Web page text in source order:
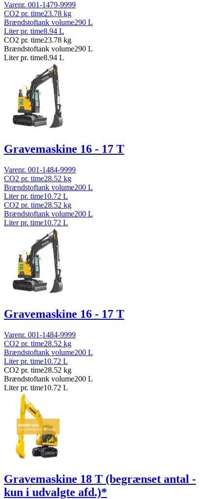
Varenr. 001-1479-9999
CO2 pr. time23.78 kg
Brændstoftank volume290 L
Liter pr. time8.94 L
CO2 pr. time23.78 kg
Brændstoftank volume290 L
Liter pr. time8.94 L
Gravemaskine 16 - 17 T
Varenr. 001-1484-9999
CO2 pr. time28.52 kg
Brændstoftank volume200 L
Liter pr. time10.72 L
CO2 pr. time28.52 kg
Brændstoftank volume200 L
Liter pr. time10.72 L
Gravemaskine 16 - 17 T
Varenr. 001-1484-9999
CO2 pr. time28.52 kg
Brændstoftank volume200 L
Liter pr. time10.72 L
CO2 pr. time28.52 kg
Brændstoftank volume200 L
Liter pr. time10.72 L
Gravemaskine 18 T (begrænset antal -
kun i udvalgte afd.)*